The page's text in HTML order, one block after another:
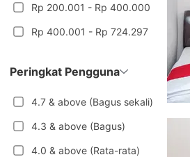
Rp 200.001 - Rp 400.000
Rp 400.001 - Rp 724.297
Peringkat Pengguna
4.7 & above (Bagus sekali)
4.3 & above (Bagus)
4.0 & above (Rata-rata)